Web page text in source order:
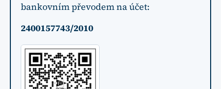
bankovním převodem na účet:
2400157743/2010